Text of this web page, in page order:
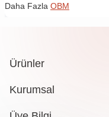
Daha Fazla OBM
Ürünler
Kurumsal